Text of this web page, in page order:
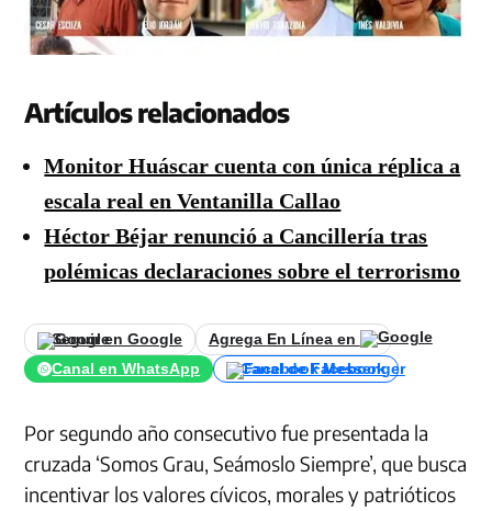
Artículos relacionados
Monitor Huáscar cuenta con única réplica a
escala real en Ventanilla Callao
Héctor Béjar renunció a Cancillería tras
polémicas declaraciones sobre el terrorismo
Seguir en Google
Agrega En Línea en
Canal en WhatsApp
Canal de Facebook
Por segundo año consecutivo fue presentada la
cruzada ‘Somos Grau, Seámoslo Siempre’, que busca
incentivar los valores cívicos, morales y patrióticos